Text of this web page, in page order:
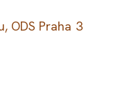
ODS Praha 3